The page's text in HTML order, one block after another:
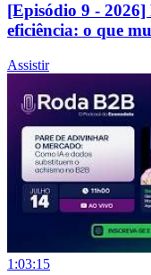
[Episódio 9 - 2026]
eficiência: o que
Assistir
1:03:15